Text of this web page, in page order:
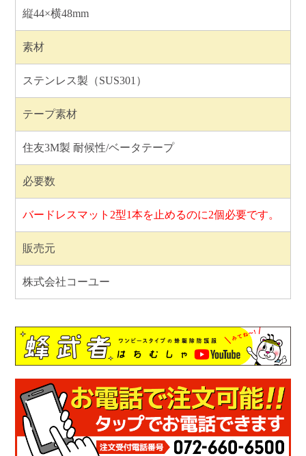
縦44×横48mm
素材
ステンレス製（SUS301）
テープ素材
住友3M製 耐候性/ベータテープ
必要数
バードレスマット2型1本を止めるのに2個必要です。
販売元
株式会社コーユー